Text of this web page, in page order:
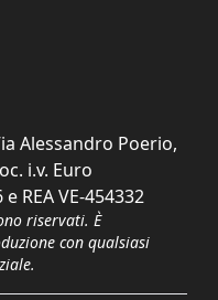
Alessandro Poerio,
i.v. Euro
REA VE-454332
riservati. È
con qualsiasi